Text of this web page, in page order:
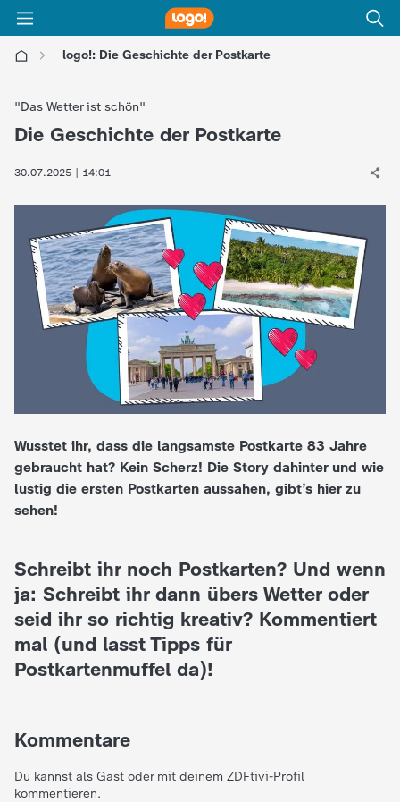
logo!: Die Geschichte der Postkarte
o
g
e
K
n
d
n
"Das Wetter ist schön"
:
Die Geschichte der Postkarte
30.07.2025 | 14:01
Wusstet ihr, dass die langsamste Postkarte 83 Jahre
gebraucht hat? Kein Scherz! Die Story dahinter und wie
lustig die ersten Postkarten aussahen, gibt’s hier zu
sehen!
Schreibt ihr noch Postkarten? Und wenn
ja: Schreibt ihr dann übers Wetter oder
seid ihr so richtig kreativ? Kommentiert
mal (und lasst Tipps für
Postkartenmuffel da)!
Kommentare
Du kannst als Gast oder mit deinem ZDFtivi-Profil
kommentieren.